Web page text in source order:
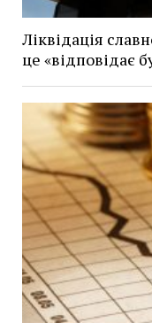
Ліквідація
це «відповідає